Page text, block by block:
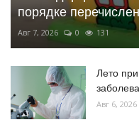
порядке
Авг 7, 2026 0 131
Лето
Авг 6, 2026